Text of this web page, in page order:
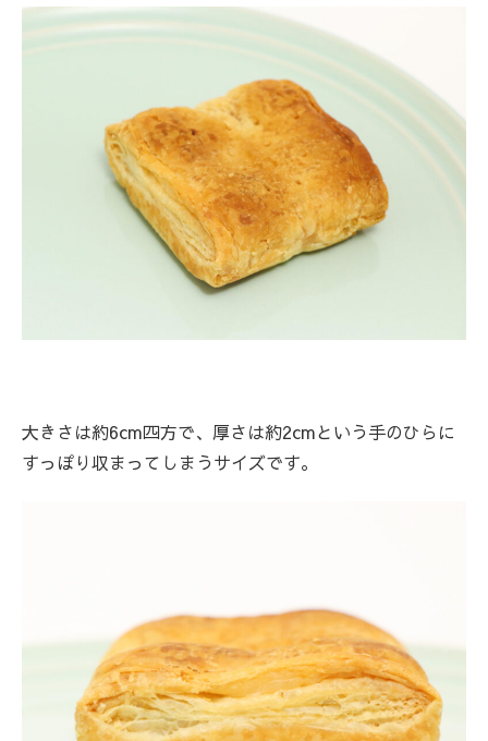
大きさは約6cm四方で、厚さは約2cmという手のひらに
すっぽり収まってしまうサイズです。